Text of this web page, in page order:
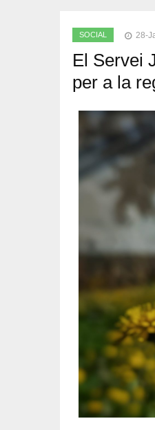
SOCIAL 28-
El Servei
per a la